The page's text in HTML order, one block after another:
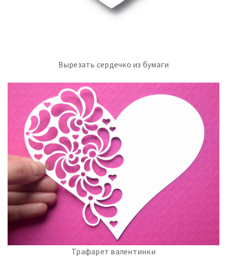
Вырезать сердечко из бумаги
Трафарет валентинки